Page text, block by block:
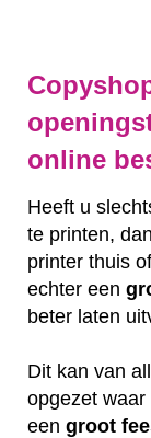
online
Heeft u
te printen,
printer thuis
echter een
beter laten
Dit kan van
opgezet
een groot